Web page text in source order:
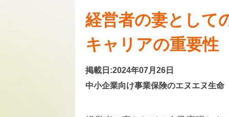
経営者の妻として
キャリアの重要性
掲載日:2024年07月26日
中小企業向け事業保険のエヌエヌ生命